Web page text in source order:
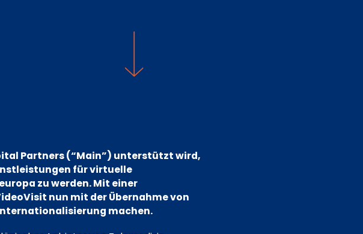
Partners (“Main”) unterstützt wird,
für virtuelle
zu werden. Mit einer
nun mit der Übernahme von
machen.